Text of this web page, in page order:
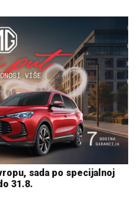
sada po specijalnoj
31.8.